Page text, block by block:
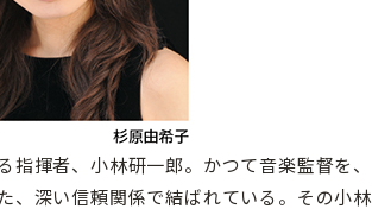
揮者、小林研一郎。かつて音楽監督を、
、深い信頼関係で結ばれている。その小林